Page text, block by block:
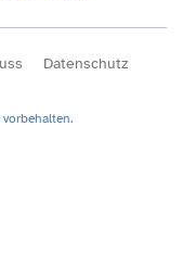
Datenschutz